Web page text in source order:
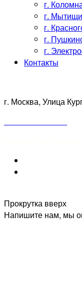
г.
г. Мытищи
г.
г.
г.
Контакты
г. Москва, Улица
Прокрутка вверх
Напишите нам, мы